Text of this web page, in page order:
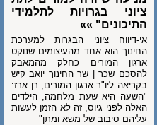
ציוני בגרויות לתלמידי
התיכונים" »»
אי-דיווח ציוני הבגרות למערכת
החינוך הוא אחד מהעיצומים שנוקט
ארגון המורים כחלק מהמאבק
להסכם שכר | שר החינוך יואב קיש
בקריאה ליו"ר ארגון המורים, רן ארז:
"השעה היא שעת מלחמה, הילדים
האלה לפני גיוס, זה לא הזמן לעשות
עליהם סיבוב של משא ומתן"